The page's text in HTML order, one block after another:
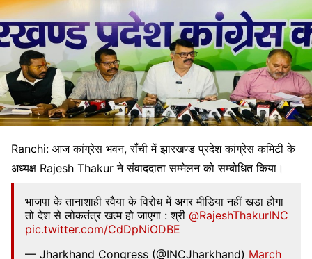
Ranchi: आज कांग्रेस भवन, रॉंची में झारखण्ड प्रदेश कांग्रेस कमिटी के
अध्यक्ष Rajesh Thakur ने संवाददाता सम्मेलन को सम्बोधित किया।
भाजपा के तानाशाही रवैया के विरोध में अगर मीडिया नहीं खडा होगा
तो देश से लोकतंत्र खत्म हो जाएगा : श्री @RajeshThakurINC
pic.twitter.com/CdDpNiODBE
— Jharkhand Congress (@INCJharkhand) March